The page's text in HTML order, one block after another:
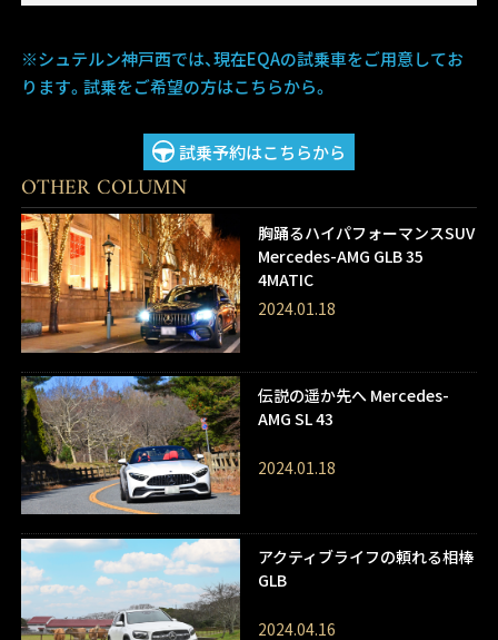
※シュテルン神戸西では、現在EQAの試乗車をご用意してお
ります。試乗をご希望の方はこちらから。
試乗予約はこちらから
OTHER COLUMN
胸踊るハイパフォーマンスSUV
Mercedes-AMG GLB 35
4MATIC
2024.01.18
伝説の遥か先へ Mercedes-
AMG SL 43
2024.01.18
アクティブライフの頼れる相棒
GLB
2024.04.16